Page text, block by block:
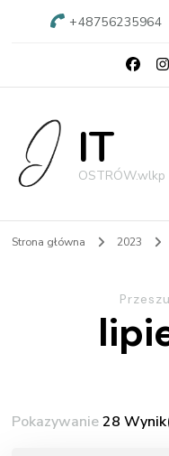
+48756235964
IT
OSTRÓW.wlkp
Strona główna 2023
Pokazywanie28